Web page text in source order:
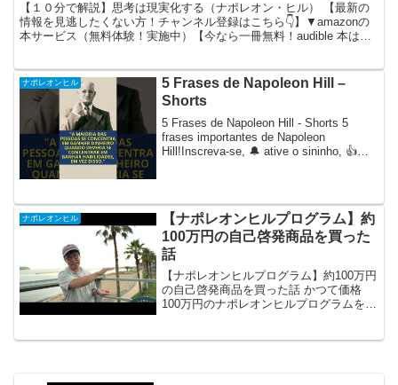
【１０分で解説】思考は現実化する（ナポレオン・ヒル） 【最新の
情報を見逃したくない方！チャンネル登録はこちら👇】▼amazonの
本サービス（無料体験！実施中）【今なら一冊無料！audible 本は、
ナポレオンヒル
5 Frases de Napoleon Hill –
Shorts
5 Frases de Napoleon Hill - Shorts 5
frases importantes de Napoleon
Hill!Inscreva-se, 🔔 ative o sininho, 👍
ナポレオンヒル
【ナポレオンヒルプログラム】約
100万円の自己啓発商品を買った
話
【ナポレオンヒルプログラム】約100万円
の自己啓発商品を買った話 かつて価格
100万円のナポレオンヒルプログラムを買